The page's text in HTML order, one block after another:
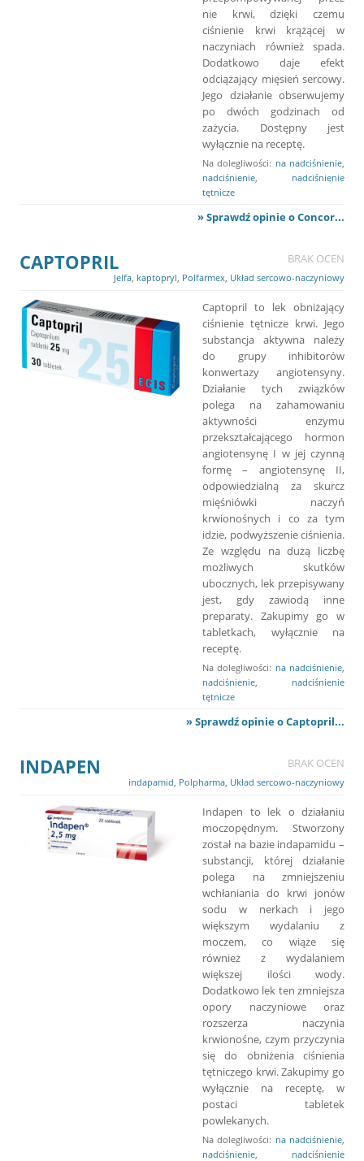
nie krwi, dzięki czemu
ciśnienie krwi krążącej w
naczyniach również spada.
Dodatkowo daje efekt
odciążający mięsień sercowy.
Jego działanie obserwujemy
po dwóch godzinach od
zażycia. Dostępny jest
wyłącznie na receptę.
Na dolegliwości: na nadciśnienie
nadciśnienie
nadciśnienie
tętnicze
» Sprawdź opinie o Concor...
CAPTOPRIL BRAK OCEN
Jelfa kaptopryl Polfarmex Układ sercowo-naczyniowy
Captopril to lek obniżający
ciśnienie tętnicze krwi. Jego
substancja aktywna należy
do grupy inhibitorów
konwertazy angiotensyny.
Działanie tych związków
polega na zahamowaniu
aktywności enzymu
przekształcającego hormon
angiotensynę I w jej czynną
formę – angiotensynę II,
odpowiedzialną za skurcz
mięśniówki naczyń
krwionośnych i co za tym
idzie, podwyższenie ciśnienia.
Ze względu na dużą liczbę
możliwych skutków
ubocznych, lek przepisywany
jest, gdy zawiodą inne
preparaty. Zakupimy go w
tabletkach, wyłącznie na
receptę.
Na dolegliwości: na nadciśnienie
nadciśnienie
nadciśnienie
tętnicze
» Sprawdź opinie o Captopril...
INDAPEN BRAK OCEN
indapamid Polpharma Układ sercowo-naczyniowy
Indapen to lek o działaniu
moczopędnym. Stworzony
został na bazie indapamidu –
substancji, której działanie
polega na zmniejszeniu
wchłaniania do krwi jonów
sodu w nerkach i jego
większym wydalaniu z
moczem, co wiąże się
również z wydalaniem
większej ilości wody.
Dodatkowo lek ten zmniejsza
opory naczyniowe oraz
rozszerza naczynia
krwionośne, czym przyczynia
się do obniżenia ciśnienia
tętniczego krwi. Zakupimy go
wyłącznie na receptę, w
postaci tabletek
powlekanych.
Na dolegliwości: na nadciśnienie
nadciśnienie
nadciśnienie